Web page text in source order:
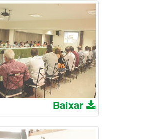
Baixar